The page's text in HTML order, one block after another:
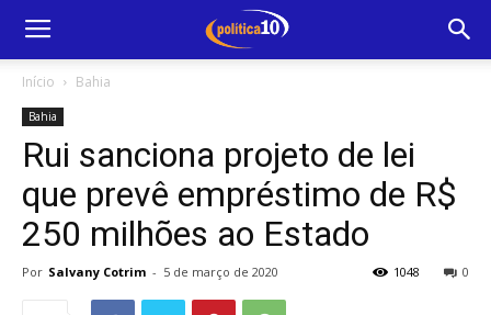
Início Bahia
Bahia
Rui sanciona projeto de lei
que prevê empréstimo de R$
250 milhões ao Estado
Por Salvany Cotrim - 5 de março de 2020 0
1048